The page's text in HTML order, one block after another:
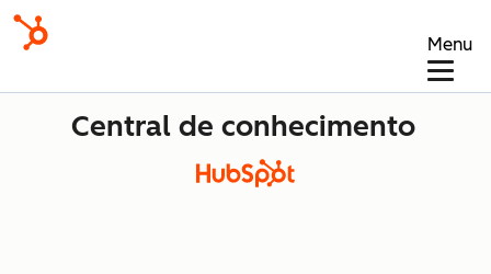
Menu
Central de conhecimento